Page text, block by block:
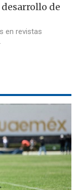
de
en revistas